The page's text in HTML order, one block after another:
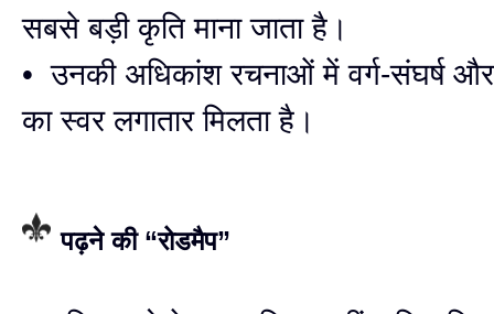
सबसे बड़ी कृति माना जाता है।
• उनकी अधिकांश रचनाओं में वर्ग-संघर्ष और
का स्वर लगातार मिलता है।
पढ़ने की “रोडमैप”